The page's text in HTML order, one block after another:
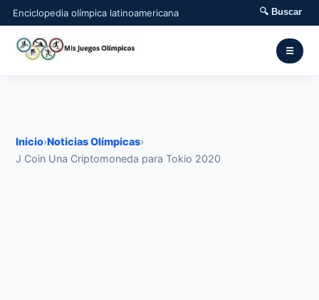
Enciclopedia olímpica latinoamericana 🔍 Buscar
☰
Inicio›Noticias Olímpicas›
J Coin Una Criptomoneda para Tokio 2020